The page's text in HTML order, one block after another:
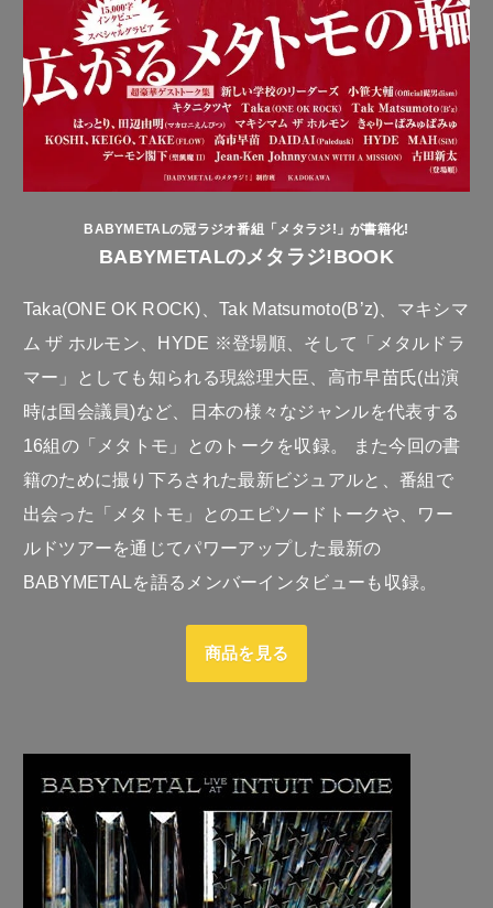
BABYMETALの冠ラジオ番組「メタラジ!」が書籍化!
BABYMETALのメタラジ!BOOK
Taka(ONE OK ROCK)、Tak Matsumoto(B’z)、マキシマ
ム ザ ホルモン、HYDE ※登場順、そして「メタルドラ
マー」としても知られる現総理大臣、高市早苗氏(出演
時は国会議員)など、日本の様々なジャンルを代表する
16組の「メタトモ」とのトークを収録。 また今回の書
籍のために撮り下ろされた最新ビジュアルと、番組で
出会った「メタトモ」とのエピソードトークや、ワー
ルドツアーを通じてパワーアップした最新の
BABYMETALを語るメンバーインタビューも収録。
商品を見る